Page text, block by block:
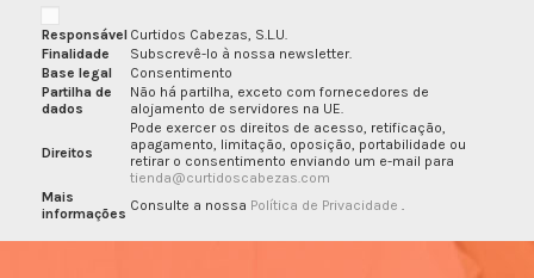
Responsável Curtidos Cabezas, S.L.U.
Finalidade
Subscrevê-lo à nossa newsletter.
Base legal
Consentimento
Partilha de
dados
Não há partilha, exceto com fornecedores de
alojamento de servidores na UE.
Direitos
Pode exercer os direitos de acesso, retificação,
apagamento, limitação, oposição, portabilidade ou
retirar o consentimento enviando um e-mail para
tienda@curtidoscabezas.com
Mais
informações Consulte a nossa Política de Privacidade